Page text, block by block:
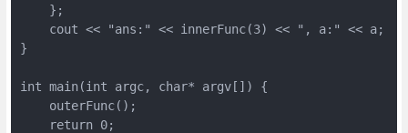
    };
cout << "ans:" << innerFunc(3) << ", a:" << a;
}
int main(int argc, char* argv[]) {
    outerFunc();
    return 0;